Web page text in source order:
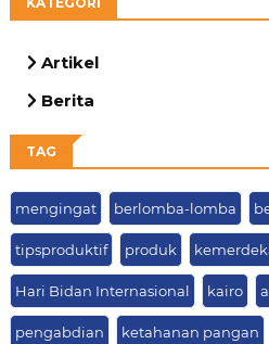
Artikel
Berita
TAG
mengingat berlomba-lomba
tipsproduktif produk
Hari Bidan Internasional kairo
pengabdian ketahanan pangan